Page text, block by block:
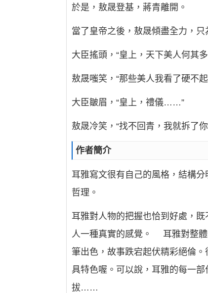
於是，敖晟登基，蔣青離開。
當了皇帝之後，敖晟傾盡全力，
大臣搖頭，“皇上，天下美人何其
敖晟嗤笑，“那些美人我看了硬不
大臣皺眉，“皇上，禮儀……”
敖晟冷笑，“找不回青，我就拆了
作者簡介
耳雅寫文很有自己的風格，結構
哲理。
耳雅對人物的把握也恰到好處，
人一種真實的感覺。 耳雅對整體
筆出色，故事跌宕起伏精彩絕倫
具特色喔。可以說，耳雅的每一
拔……